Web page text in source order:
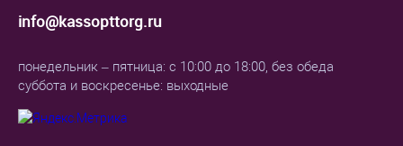
info@kassopttorg.ru
понедельник – пятница: с 10:00 до 18:00, без обеда
суббота и воскресенье: выходные